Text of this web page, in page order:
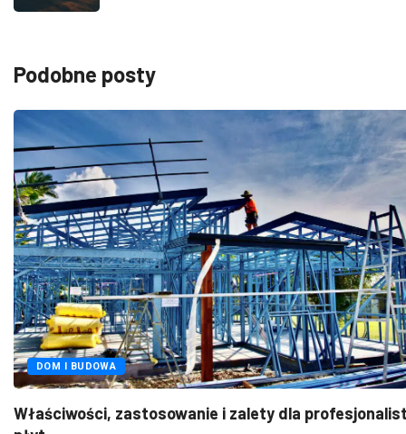
DOM I BUDOWA
zastosowanie i zalety dla profesjonalistów